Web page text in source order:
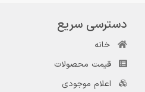
دسترسی سریع
خانه
قیمت محصولات
اعلام موجودی